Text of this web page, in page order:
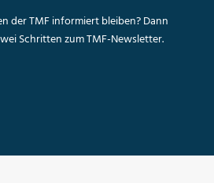
der TMF informiert bleiben? Dann
Schritten zum TMF-Newsletter.